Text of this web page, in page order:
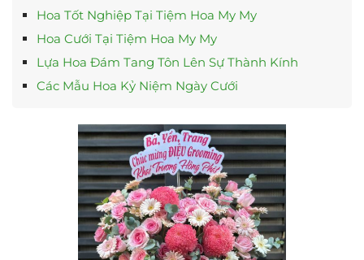
Hoa Tốt Nghiệp Tại Tiệm Hoa My My
Hoa Cưới Tại Tiệm Hoa My My
Lựa Hoa Đám Tang Tôn Lên Sự Thành Kính
Các Mẫu Hoa Kỷ Niệm Ngày Cưới